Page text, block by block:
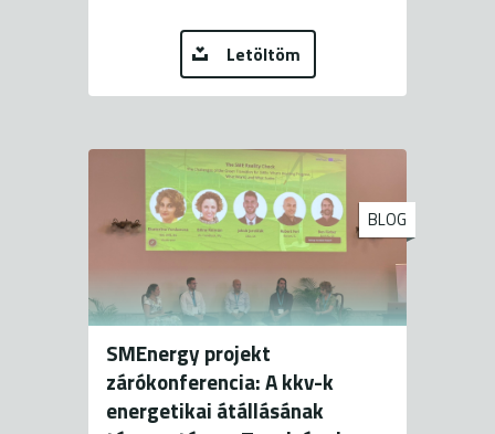
Letöltöm
BLOG
SMEnergy projekt
zárókonferencia: A kkv-k
energetikai átállásának